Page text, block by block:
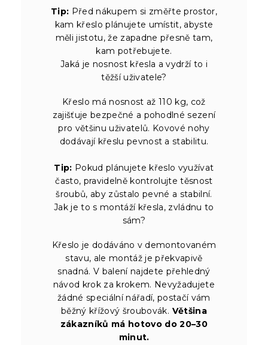
Tip: Před nákupem si změřte prostor,
kam křeslo plánujete umístit, abyste
měli jistotu, že zapadne přesně tam,
kam potřebujete.
Jaká je nosnost křesla a vydrží to i
těžší uživatele?
Křeslo má nosnost až 110 kg, což
zajišťuje bezpečné a pohodlné sezení
pro většinu uživatelů. Kovové nohy
dodávají křeslu pevnost a stabilitu.
Tip: Pokud plánujete křeslo využívat
často, pravidelně kontrolujte těsnost
šroubů, aby zůstalo pevné a stabilní.
Jak je to s montáží křesla, zvládnu to
sám?
Křeslo je dodáváno v demontovaném
stavu, ale montáž je překvapivě
snadná. V balení najdete přehledný
návod krok za krokem. Nevyžadujete
žádné speciální nářadí, postačí vám
běžný křížový šroubovák. Většina
zákazníků má hotovo do 20–30
minut.